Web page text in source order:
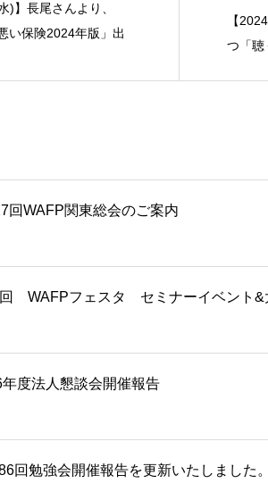
)】長尾さんより、
い保険2024年版」出
【
つ「聴
回WAFP関東総会のご案内
回 WAFPフェスタ セミナーイベント&
年度法人懇談会開催報告
回勉強会開催報告を更新いたしました。